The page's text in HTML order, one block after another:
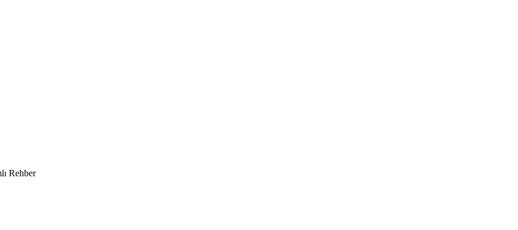
Rehber